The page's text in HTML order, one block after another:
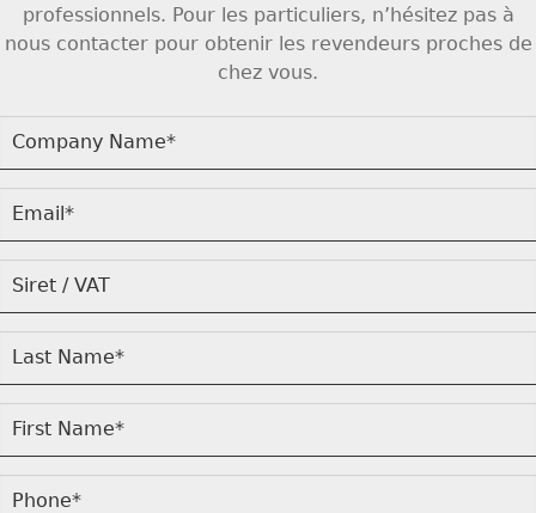
professionnels. Pour les particuliers, n’hésitez pas à
nous contacter pour obtenir les revendeurs proches de
chez vous.